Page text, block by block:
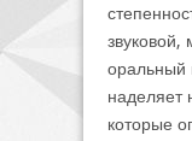
оральный
наделяет
которые